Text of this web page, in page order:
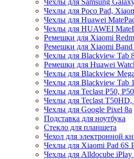
Чехлы для Poco Pad,
Чехлы для Huawei
Чехлы для HUAWEI
Ремешки для Xiaomi
Ремешки для Xiaomi Band
Чехлы для Blackview Tab
Ремешки для Huawei
Чехлы для Blackview
Чехлы для Blackview Tab
Чехлы для Teclast P50,
Чехлы для Teclast
Чехлы для Google Pixel 8a
Подставка для ноутбука
Стекло для планшета
Чехол для электронной
Чехлы для Xiaomi Pad 6S
Чехлы для Alldocube iPlay